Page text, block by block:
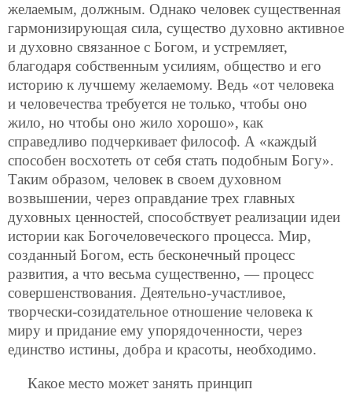
желаемым, должным. Однако человек существенная
гармонизирующая сила, существо духовно активное
и духовно связанное с Богом, и устремляет,
благодаря собственным усилиям, общество и его
историю к лучшему желаемому. Ведь «от человека
и человечества требуется не только, чтобы оно
жило, но чтобы оно жило хорошо», как
справедливо подчеркивает философ. А «каждый
способен восхотеть от себя стать подобным Богу».
Таким образом, человек в своем духовном
возвышении, через оправдание трех главных
духовных ценностей, способствует реализации идеи
истории как Богочеловеческого процесса. Мир,
созданный Богом, есть бесконечный процесс
развития, а что весьма существенно, — процесс
совершенствования. Деятельно-участливое,
творчески-созидательное отношение человека к
миру и придание ему упорядоченности, через
единство истины, добра и красоты, необходимо.
Какое место может занять принцип